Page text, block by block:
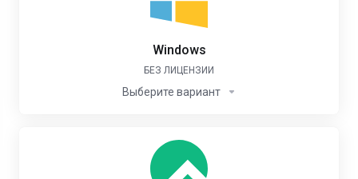
Windows
БЕЗ ЛИЦЕНЗИИ
Выберите вариант